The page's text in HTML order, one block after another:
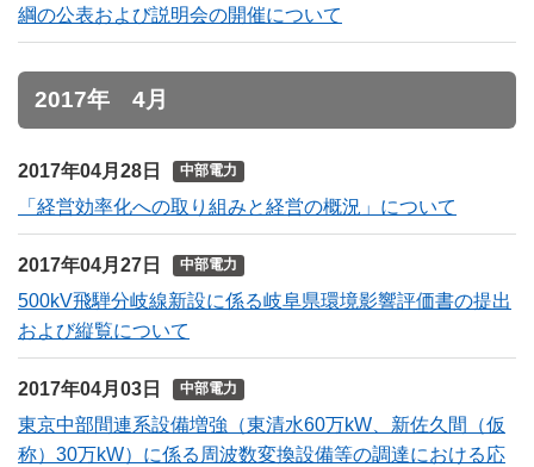
綱の公表および説明会の開催について
2017年 4月
2017年04月28日 中部電力
「経営効率化への取り組みと経営の概況」について
2017年04月27日 中部電力
500kV飛騨分岐線新設に係る岐阜県環境影響評価書の提出
および縦覧について
2017年04月03日 中部電力
東京中部間連系設備増強（東清水60万kW、新佐久間（仮
称）30万kW）に係る周波数変換設備等の調達における応